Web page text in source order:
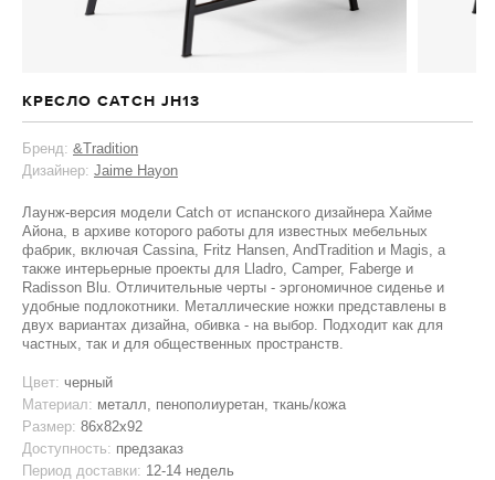
КРЕСЛО CATCH JH13
Бренд: &Tradition
Дизайнер: Jaime Hayon
Лаунж-версия модели Catch от испанского дизайнера Хайме
Айона, в архиве которого работы для известных мебельных
фабрик, включая Cassina, Fritz Hansen, AndTradition и Magis, а
также интерьерные проекты для Lladro, Camper, Faberge и
Radisson Blu. Отличительные черты - эргономичное сиденье и
удобные подлокотники. Металлические ножки представлены в
двух вариантах дизайна, обивка - на выбор. Подходит как для
частных, так и для общественных пространств.
Цвет: черный
Материал: металл, пенополиуретан, ткань/кожа
Размер: 86x82x92
Доступность: предзаказ
Период доставки: 12-14 недель